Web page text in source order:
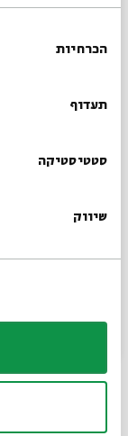
הסכמה
הכרחיות
תעדוף
סטטיסטיקה
שיווק